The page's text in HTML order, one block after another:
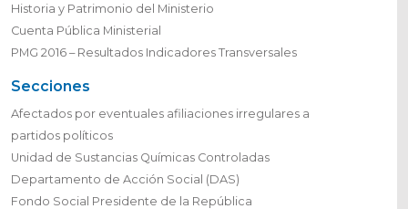
Historia y Patrimonio del Ministerio
Cuenta Pública Ministerial
PMG 2016 – Resultados Indicadores Transversales
Secciones
Afectados por eventuales afiliaciones irregulares a
partidos políticos
Unidad de Sustancias Químicas Controladas
Departamento de Acción Social (DAS)
Fondo Social Presidente de la República